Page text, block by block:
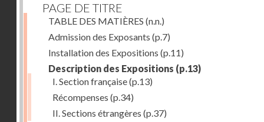
PAGE DE TITRE
TABLE DES MATIÈRES (n.n.)
Admission des Exposants (p.7)
Installation des Expositions (p.11)
Description des Expositions (p.13)
I. Section française(p.13)
Récompenses (p.34)
II. Sections étrangères (p.37)